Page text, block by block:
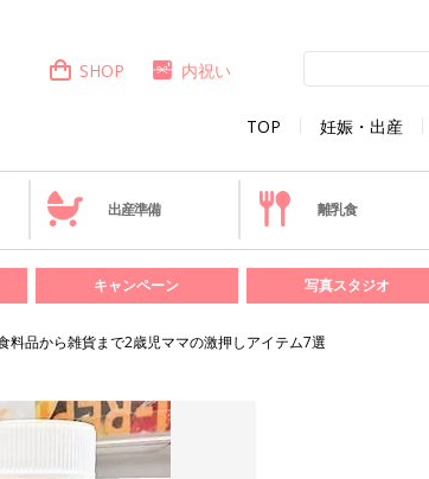
TOP 妊娠・出産
SHOP 内祝い
出産準備 離乳食
キャンペーン 写真スタジオ
品から雑貨まで2歳児ママの激押しアイテム7選